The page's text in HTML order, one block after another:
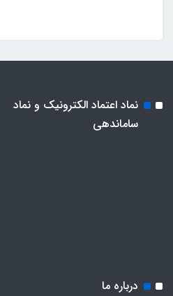
نماد اعتماد الکترونیک و نماد
ساماندهی
درباره ما